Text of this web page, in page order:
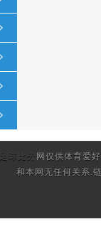
足球比分 网仅供体育爱
和本网无任何关系.